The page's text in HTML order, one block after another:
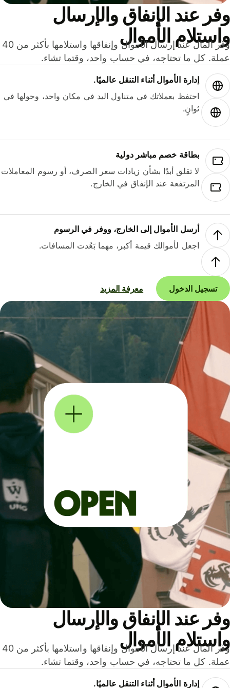
عند الإنفاق والإرسال
الأموال
وفّر المال عند إرسال الأموال وإنفاقها واستلامها بأكثر من 40
كل ما تحتاجه، في حساب واحد، وقتما تشاء.
إدارة الأموال أثناء التنقل عالميًا.
احتفظ بعملاتك في متناول اليد في مكان واحد، وحولها في
ثوانٍ.
بطاقة خصم مباشر دولية
لا تقلق أبدًا بشأن زيادات سعر الصرف، أو رسوم المعاملات
المرتفعة عند الإنفاق في الخارج.
أرسل الأموال إلى الخارج، ووفر في الرسوم
اجعل لأموالك قيمة أكبر، مهما بَعُدت المسافات.
تسجيل الدخول معرفة المزيد
عند الإنفاق والإرسال
الأموال
وفّر المال عند إرسال الأموال وإنفاقها واستلامها بأكثر من 40
كل ما تحتاجه، في حساب واحد، وقتما تشاء.
إدارة الأموال أثناء التنقل عالميًا.